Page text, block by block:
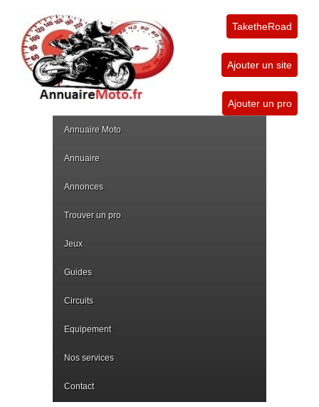
TaketheRoad
Ajouter un site
Ajouter un pro
Annuaire Moto
Annuaire
Annonces
Trouver un pro
Jeux
Guides
Circuits
Equipement
Nos services
Contact